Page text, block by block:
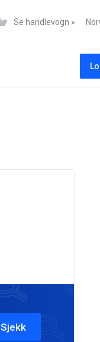
Se handlevogn »
Sjekk